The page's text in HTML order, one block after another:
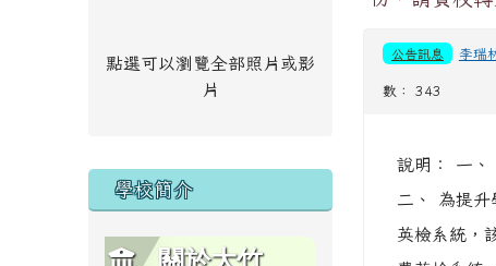
點選可以瀏覽全部照片或影
片
學校簡介
公告訊息 李瑞
數： 343
說明： 一
二、 為提升
英檢系統，